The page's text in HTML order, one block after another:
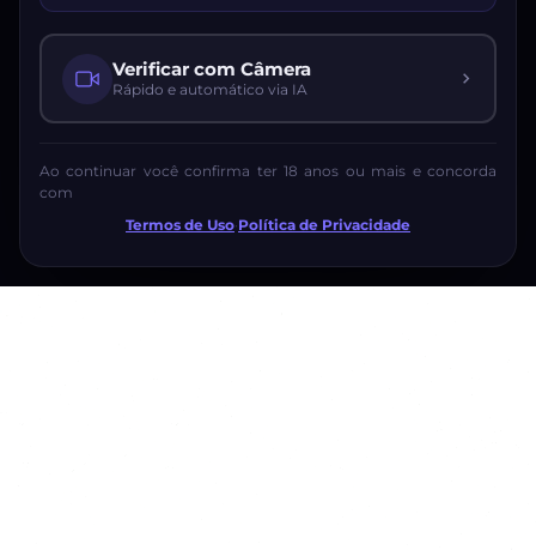
Verificar com Câmera
Rápido e automático via IA
Ao continuar você confirma ter 18 anos ou mais e concorda
com
Termos de Uso·Política de Privacidade